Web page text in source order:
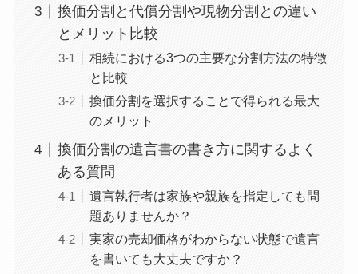
換価分割と代償分割や現物分割との違い
とメリット比較
相続における3つの主要な分割方法の特徴
と比較
換価分割を選択することで得られる最大
のメリット
換価分割の遺言書の書き方に関するよく
ある質問
遺言執行者は家族や親族を指定しても問
題ありませんか？
実家の売却価格がわからない状態で遺言
を書いても大丈夫ですか？